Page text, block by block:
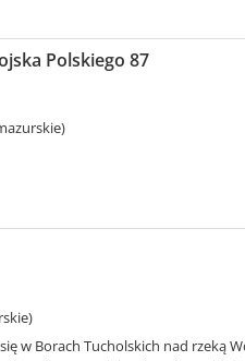
Polskiego 87
w Borach Tucholskich nad rzeką